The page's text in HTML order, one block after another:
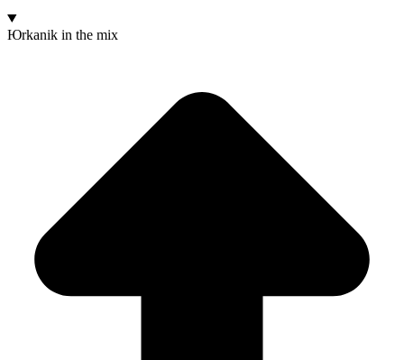
Юrkanik in the mix